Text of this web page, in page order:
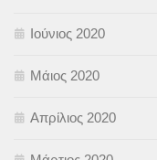
Ιούνιος 2020
Μάιος 2020
Απρίλιος 2020